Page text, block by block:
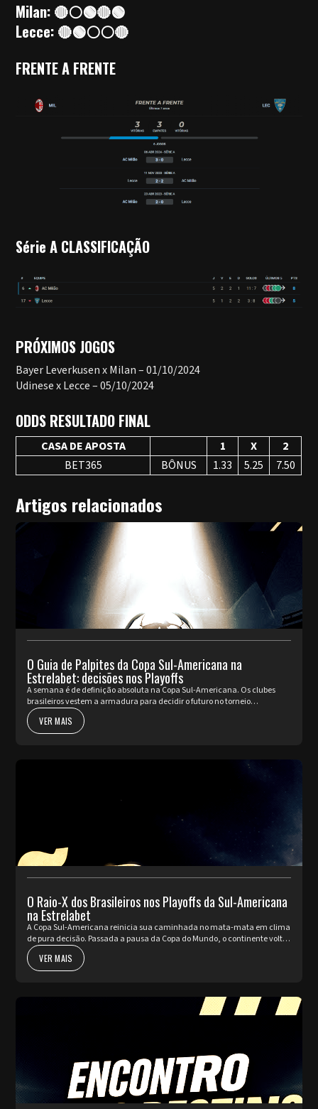
Milan: 🔴⚪🟢🔴🟢
Lecce: 🔴🟢⚪⚪🔴
FRENTE A FRENTE
Série A CLASSIFICAÇÃO
PRÓXIMOS JOGOS
Bayer Leverkusen x Milan – 01/10/2024
Udinese x Lecce – 05/10/2024
ODDS RESULTADO FINAL
CASA DE APOSTA 1 X
2
BET365
BÔNUS 1.33 5.25 7.50
Artigos relacionados
O Guia de Palpites da Copa Sul-Americana na
Estrelabet: decisões nos Playoffs
A semana é de definição absoluta na Copa Sul-Americana. Os clubes
brasileiros vestem a armadura para decidir o futuro no torneio
internacional diante da sua torcida, valendo a cobiçada vaga nas oi...
VER MAIS
O Raio-X dos Brasileiros nos Playoffs da Sul-Americana
na Estrelabet
A Copa Sul-Americana reinicia sua caminhada no mata-mata em clima
de pura decisão. Passada a pausa da Copa do Mundo, o continente volta
a pulsar com as partidas de ida da fase de Playoffs. Quatro rep...
VER MAIS